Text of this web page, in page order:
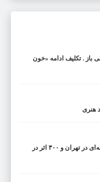
باز . تکلیف ادامه «خون
هنری
اجرای ۶۵ نمایش صحنه‌ای در تهران و ۳۰۰ اثر در